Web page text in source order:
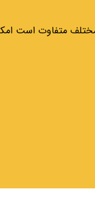
متفاوت است